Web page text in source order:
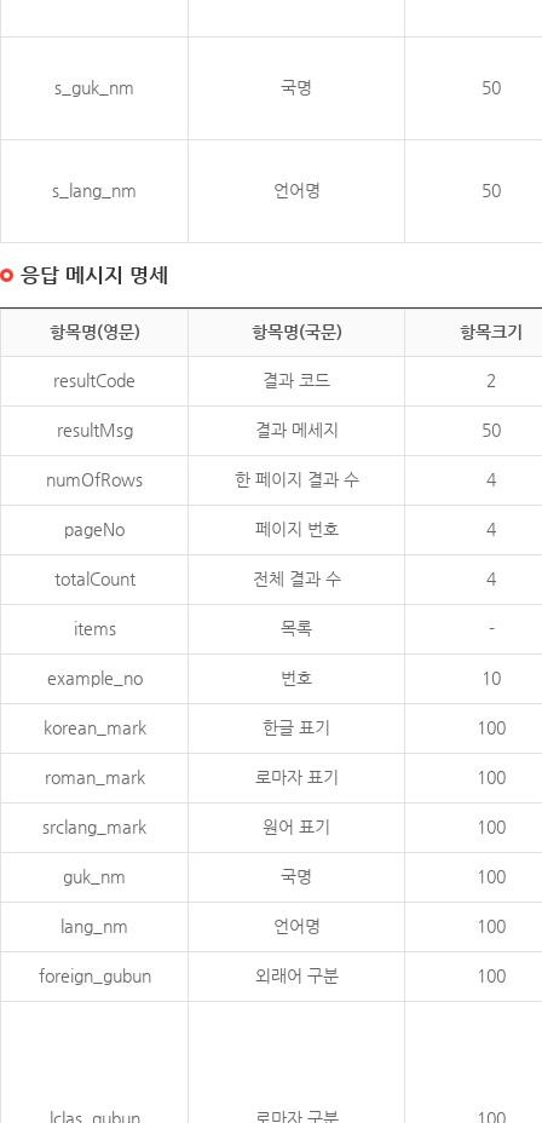
s_guk_nm 국명 50
s_lang_nm 언어명 50
응답 메시지 명세
항목명(영문) 항목명(국문) 항목크기
resultCode 결과 코드 2
resultMsg 결과 메세지 50
numOfRows 한 페이지 결과 수 4
pageNo 페이지 번호 4
totalCount 전체 결과 수 4
items 목록 -
example_no 번호 10
korean_mark 한글 표기 100
roman_mark 로마자 표기 100
srclang_mark 원어 표기 100
guk_nm 국명 100
lang_nm 언어명 100
foreign_gubun 외래어 구분 100
lclas_gubun 로마자 구분 100